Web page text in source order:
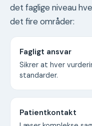
det faglige niveau
det fire områder:
Fagligt ansvar
Sikrer at hver
standarder.
Patientkontakt